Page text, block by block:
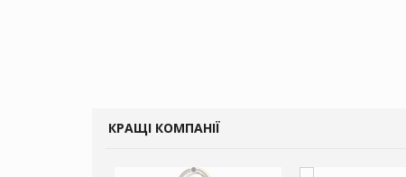
КРАЩІ КОМПАНІЇ